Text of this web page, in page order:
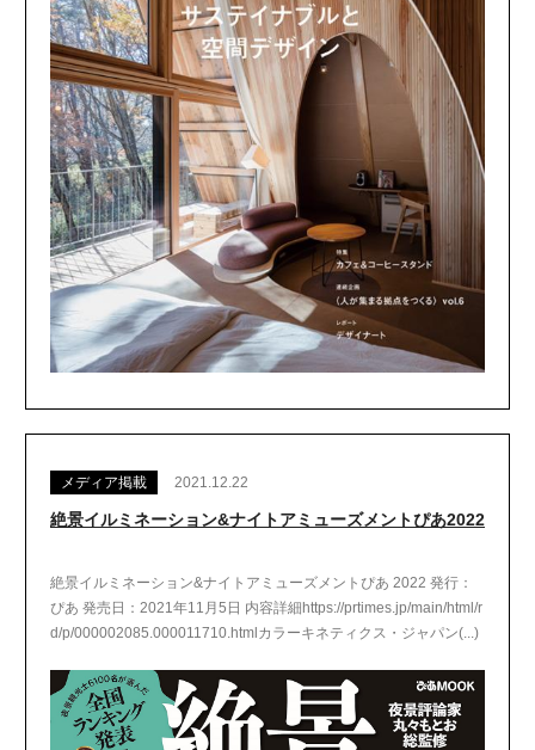
メディア掲載 2021.12.22
絶景イルミネーション&ナイトアミューズメントぴあ2022
絶景イルミネーション&ナイトアミューズメントぴあ 2022 発行：
ぴあ 発売日：2021年11月5日 内容詳細https://prtimes.jp/main/html/r
d/p/000002085.000011710.htmlカラーキネティクス・ジャパン(...)